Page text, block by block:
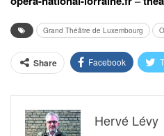
Grand Théâtre de Luxembourg
Share Facebook
Hervé Lévy